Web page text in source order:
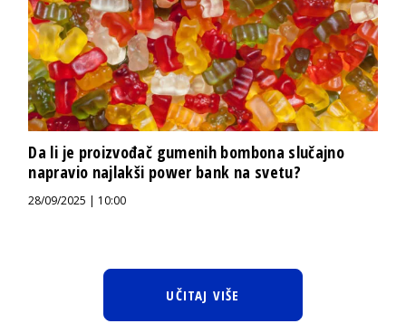
Da li je proizvođač gumenih bombona slučajno
napravio najlakši power bank na svetu?
28/09/2025 | 10:00
UČITAJ VIŠE